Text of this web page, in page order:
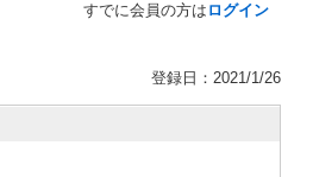
すでに会員の方は ログイン
登録日：2021/1/26